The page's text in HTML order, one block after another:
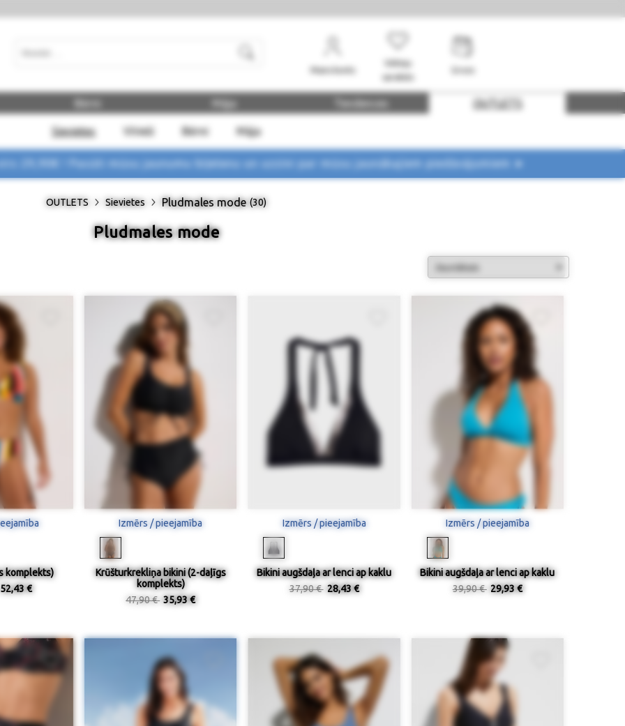
Mans konts
Vēlmju
saraksts
Māja Tendences OUTLETS
Sievietes Vīrieši Bērni Māja
29,90€ ! Pasūti mūsu jaunumu biļetenu un uzzini par mūsu jaunākajiem piedāvājumiem ➤
OUTLETS Sievietes Pludmales mode (30)
Pludmales mode
komplekts)
52,43 €
Izmērs / pieejamība
Krūšturkrekliņa bikini (2-daļīgs
komplekts)
47,90 € 35,93 €
Izmērs / pieejamība
Bikini augšdaļa ar lenci ap kaklu
37,90 € 28,43 €
Izmērs / pieejamība
Bikini augšdaļa ar lenci ap kaklu
39,90 € 29,93 €